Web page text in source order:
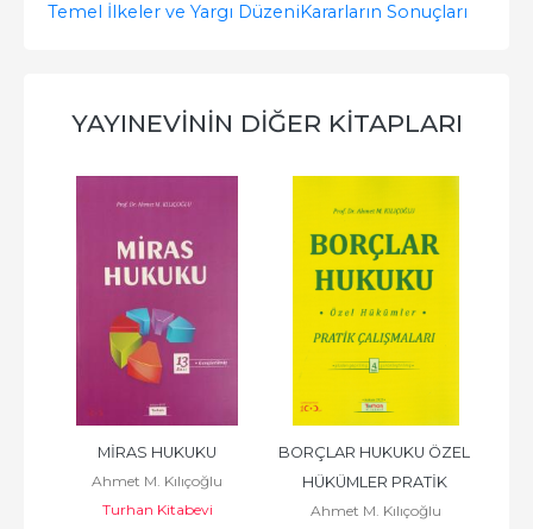
Temel İlkeler ve Yargı DüzeniKararların Sonuçları
YAYINEVININ DIĞER KITAPLARI
MİRAS HUKUKU
Ahmet M. Kılıçoğlu
Turhan Kitabevi
BORÇLAR HUKUKU ÖZEL
HÜKÜMLER PRATİK
ÇALIŞMALARI
Ahmet M. Kılıçoğlu